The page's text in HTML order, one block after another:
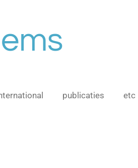
publicaties etc